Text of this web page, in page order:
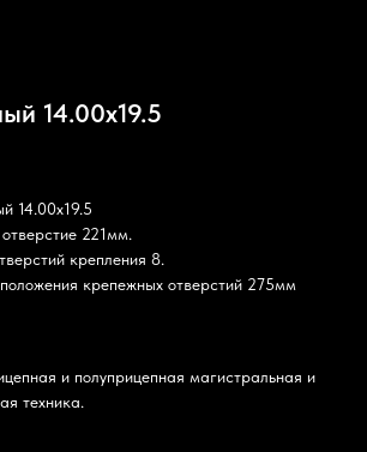
14.00х19.5
14.00х19.5
221мм.
крепления 8.
крепежных отверстий 275мм
и полуприцепная магистральная и
техника.